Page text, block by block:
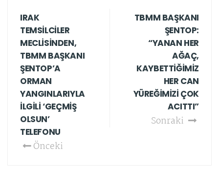
IRAK
TEMSİLCİLER
MECLİSİNDEN,
TBMM BAŞKANI
ŞENTOP’A
ORMAN
YANGINLARIYLA
İLGİLİ ‘GEÇMİŞ
OLSUN’
TELEFONU
Önceki
TBMM BAŞKANI
ŞENTOP:
“YANAN HER
AĞAÇ,
KAYBETTİĞİMİZ
HER CAN
YÜREĞİMİZİ ÇOK
ACITTI”
Sonraki